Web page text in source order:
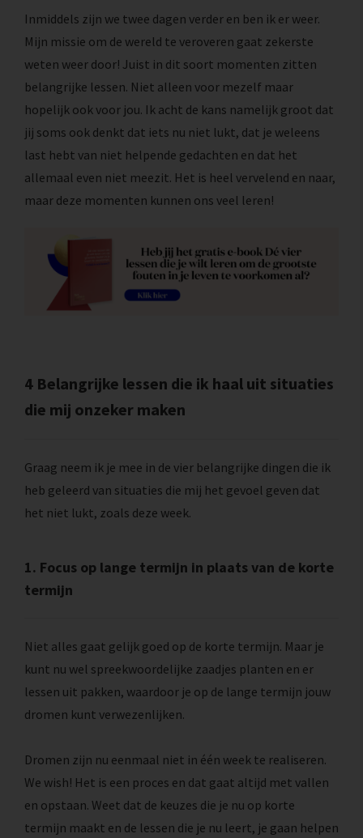
Inmiddels zijn we twee dagen verder en ben ik er weer.
Mijn missie om de wereld te veroveren gaat zekerste
weten weer door! Juist in dit soort momenten zitten
belangrijke lessen. Niet alleen voor mezelf maar
hopelijk ook voor jou. Ik acht de kans namelijk groot dat
jij soms ook denkt dat iets nu niet lukt, dat je weleens
last hebt van niet helpende gedachten en dat het
allemaal even niet meezit. Het is heel vervelend en naar,
maar deze momenten kunnen ons veel leren!
4 Belangrijke lessen die ik haal uit situaties
die mij onzeker maken
Graag neem ik je mee in de vier belangrijke dingen die ik
heb geleerd van situaties die mij het gevoel geven dat
het niet lukt, zoals deze week.
1. Focus op lange termijn in plaats van de korte
termijn
Niet alles gaat gelijk goed op de korte termijn. Maar je
kunt nu wel spreekwoordelijke zaadjes planten en er
lessen uit pakken, waardoor je op de lange termijn jouw
dromen kunt verwezenlijken.
Dromen zijn nu eenmaal niet in één week te realiseren.
We wish! Het is een proces en dat gaat altijd met vallen
en opstaan. Weet dat de keuzes die je nu op korte
termijn maakt en de lessen die je nu leert, je gaan helpen